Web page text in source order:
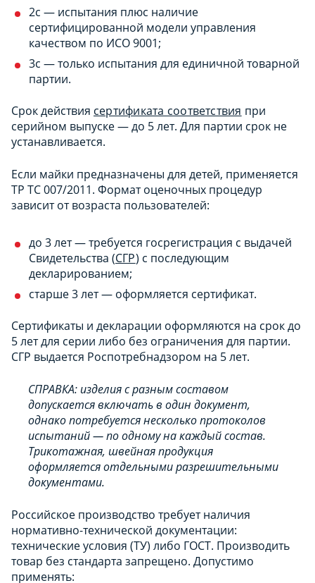
2с — испытания плюс наличие
сертифицированной модели управления
качеством по ИСО 9001;
3с — только испытания для единичной товарной
партии.
Срок действия сертификата соответствия при
серийном выпуске — до 5 лет. Для партии срок не
устанавливается.
Если майки предназначены для детей, применяется
ТР ТС 007/2011. Формат оценочных процедур
зависит от возраста пользователей:
до 3 лет — требуется госрегистрация с выдачей
Свидетельства (СГР) с последующим
декларированием;
старше 3 лет — оформляется сертификат.
Сертификаты и декларации оформляются на срок до
5 лет для серии либо без ограничения для партии.
СГР выдается Роспотребнадзором на 5 лет.
СПРАВКА: изделия с разным составом
допускается включать в один документ,
однако потребуется несколько протоколов
испытаний — по одному на каждый состав.
Трикотажная, швейная продукция
оформляется отдельными разрешительными
документами.
Российское производство требует наличия
нормативно-технической документации:
технические условия (ТУ) либо ГОСТ. Производить
товар без стандарта запрещено. Допустимо
применять: